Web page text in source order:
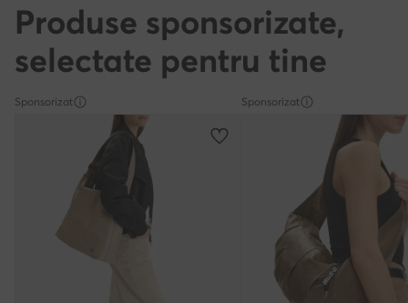
Produse sponsorizate,
selectate pentru tine
Sponsorizat Sponsorizat